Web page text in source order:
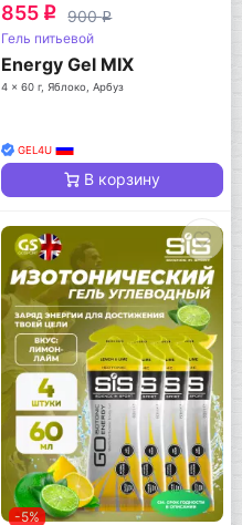
855 q 900q
Гель питьевой
Energy Gel MIX
4 x 60 г, Яблоко, Арбуз
GEL4U
В корзину
-5%